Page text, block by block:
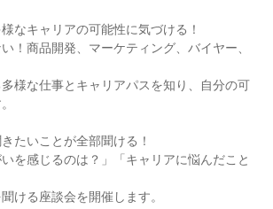
なキャリアの可能性に気づける！
！商品開発、マーケティング、バイヤー、
多様な仕事とキャリアパスを知り、自分の可
たいことが全部聞ける！
いを感じるのは？」「キャリアに悩んだこと
ける座談会を開催します。